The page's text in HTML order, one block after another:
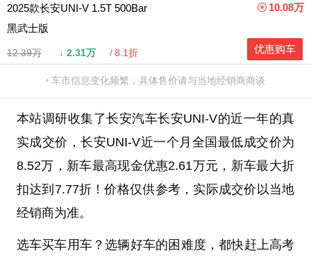
2025款长安UNI-V 1.5T 500Bar
黑武士版
12.39万 ↓ 2.31万 8.1折
10.08万
优惠购车
车市信息变化频繁，具体售价请与当地经销商商谈
本站调研收集了长安汽车长安UNI-V的近一年的真
实成交价，长安UNI-V近一个月全国最低成交价为
8.52万，新车最高现金优惠2.61万元，新车最大折
扣达到7.77折！价格仅供参考，实际成交价以当地
经销商为准。
选车买车用车？选辆好车的困难度，都快赶上高考